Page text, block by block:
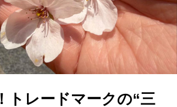
トレードマークの“三